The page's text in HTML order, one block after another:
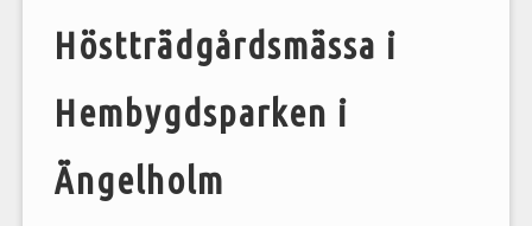
Höstträdgårdsmässa i
Hembygdsparken i
Ängelholm